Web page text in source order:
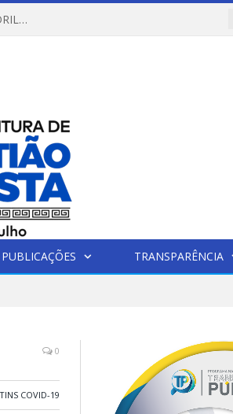
REGULAMENTO DO X CONCURSO INTERMUNICIPAL DE QUADRILHAS JUNINAS – 2026 – ARRAIÁ DA VENEZA
PUBLICAÇÕES TRANSPARÊNCIA
0
COVID-19